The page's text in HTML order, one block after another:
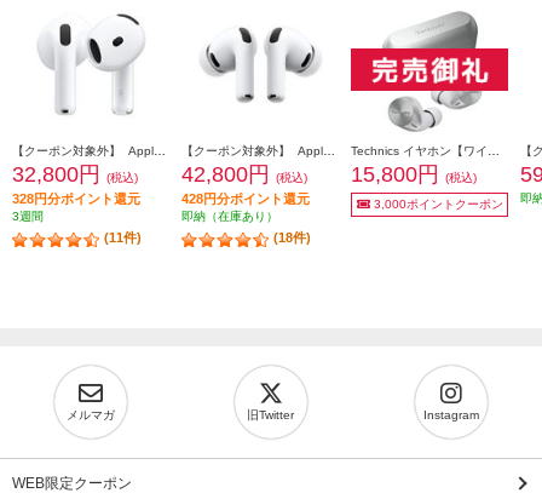
32,800円 (税込)
328円分ポイント還元
3週間
(11件)
42,800円 (税込)
428円分ポイント還元
即納（在庫あり）
(18件)
15,800円
(税込)
3,000ポイントクーポン
即
メルマガ 旧Twitter Instagram
WEB限定クーポン